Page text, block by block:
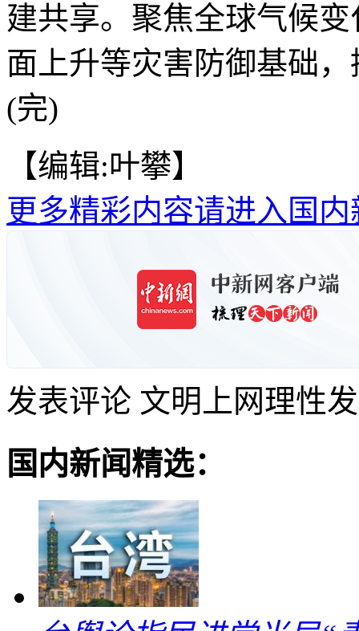
建共享。聚焦全球气候
面上升等灾害防御基础
(完)
【编辑:叶攀】
更多精彩内容请进入国内
发表评论 文明上网理性
国内新闻精选：